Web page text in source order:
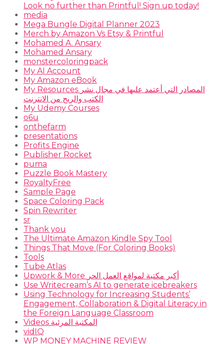
Look no further than Printful! Sign up today!
media
Mega Bungle Digital Planner 2023
Merch by Amazon Vs Etsy & Printful
Mohamed A. Ansary
Mohamed Ansary
monstercoloringpack
My AI Account
My Amazon eBook
My Resources المصادر التي أعتمد عليها في مجال نشر
الكتب والربح من الانترنت
My Udemy Courses
o6u
onthefarm
presentations
Profits Engine
Publisher Rocket
puma
Puzzle Book Mastery
RoyaltyFree
Sample Page
Space Coloring Pack
Spin Rewriter
sr
Thank you
The Ultimate Amazon Kindle Spy Tool
Things That Move (For Coloring Books)
Tools
Tube Atlas
Upwork & More أكبر مكتبة لمواقع العمل الحر
Use Writecream’s AI to generate icebreakers
Using Technology for Increasing Students’
Engagement, Collaboration & Digital Literacy in
the Foreign Language Classroom
Videos المكتبة المرئية
vidIQ
WP MONEY MACHINE REVIEW